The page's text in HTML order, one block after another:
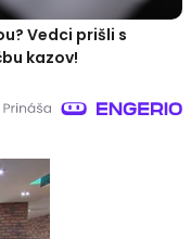
Vedci prišli s
kazov!